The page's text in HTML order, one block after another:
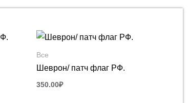
Все
Шеврон/ патч флаг РФ.
350.00₽